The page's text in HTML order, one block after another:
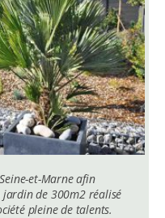
et-Marne afin
jardin de 300m2 réalisé
pleine de talents.